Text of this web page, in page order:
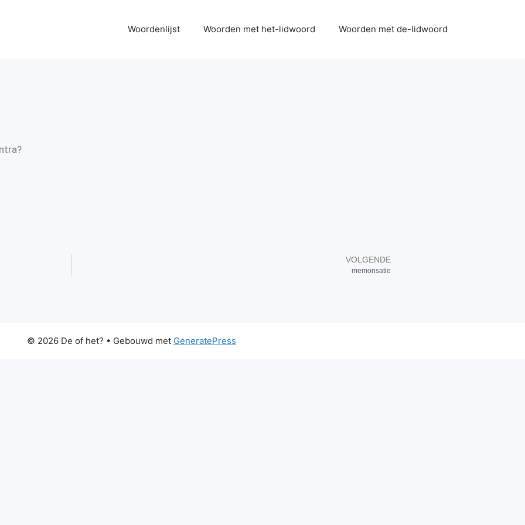
Woordenlijst Woorden met het-lidwoord Woorden met de-lidwoord
VOLGENDE
memorisatie
© 2026 De of het? • Gebouwd met GeneratePress